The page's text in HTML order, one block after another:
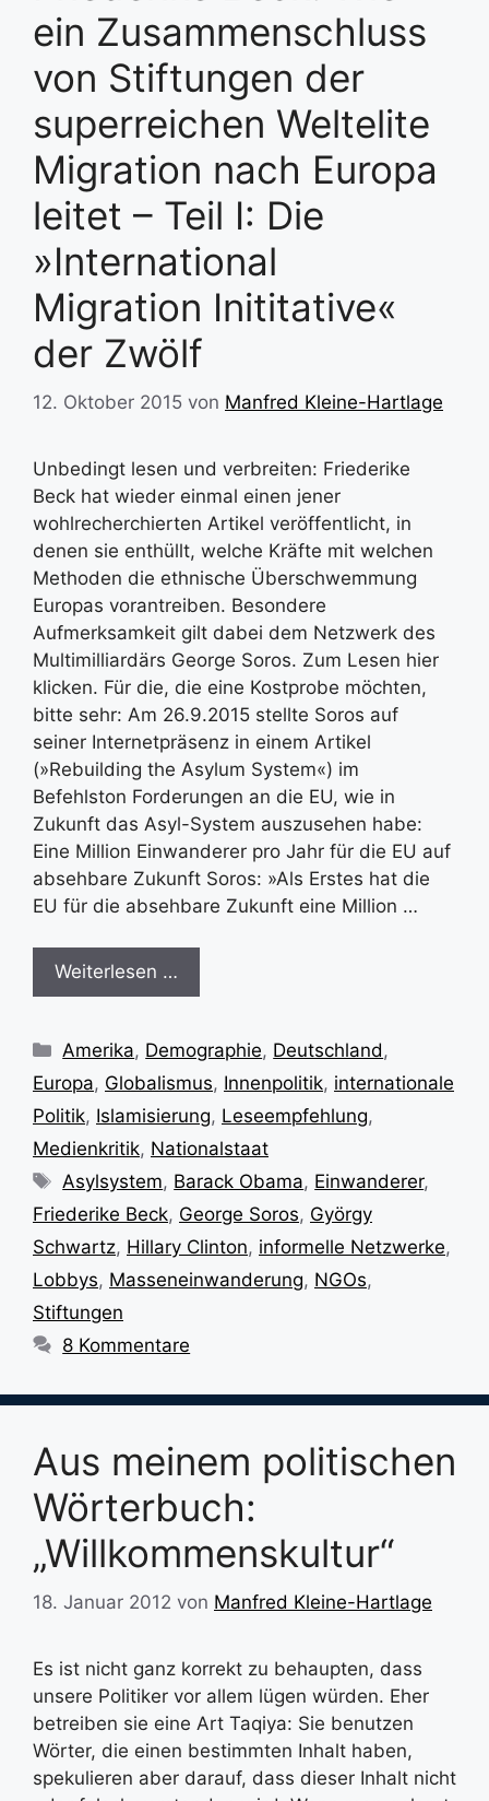
ein Zusammenschluss
von Stiftungen der
superreichen Weltelite
Migration nach Europa
leitet – Teil I: Die
»International
Migration Inititative«
der Zwölf
12. Oktober 2015 von Manfred Kleine-Hartlage
Unbedingt lesen und verbreiten: Friederike
Beck hat wieder einmal einen jener
wohlrecherchierten Artikel veröffentlicht, in
denen sie enthüllt, welche Kräfte mit welchen
Methoden die ethnische Überschwemmung
Europas vorantreiben. Besondere
Aufmerksamkeit gilt dabei dem Netzwerk des
Multimilliardärs George Soros. Zum Lesen hier
klicken. Für die, die eine Kostprobe möchten,
bitte sehr: Am 26.9.2015 stellte Soros auf
seiner Internetpräsenz in einem Artikel
(»Rebuilding the Asylum System«) im
Befehlston Forderungen an die EU, wie in
Zukunft das Asyl-System auszusehen habe:
Eine Million Einwanderer pro Jahr für die EU auf
absehbare Zukunft Soros: »Als Erstes hat die
EU für die absehbare Zukunft eine Million …
Weiterlesen …
Kategorien
Amerika, Demographie, Deutschland,
Europa, Globalismus, Innenpolitik, internationale
Politik, Islamisierung, Leseempfehlung,
Medienkritik, Nationalstaat
Schlagwörter
Asylsystem, Barack Obama, Einwanderer,
Friederike Beck, George Soros, György
Schwartz, Hillary Clinton, informelle Netzwerke,
Lobbys, Masseneinwanderung, NGOs,
Stiftungen
8 Kommentare
Aus meinem politischen
Wörterbuch:
„Willkommenskultur“
18. Januar 2012 von Manfred Kleine-Hartlage
Es ist nicht ganz korrekt zu behaupten, dass
unsere Politiker vor allem lügen würden. Eher
betreiben sie eine Art Taqiya: Sie benutzen
Wörter, die einen bestimmten Inhalt haben,
spekulieren aber darauf, dass dieser Inhalt nicht